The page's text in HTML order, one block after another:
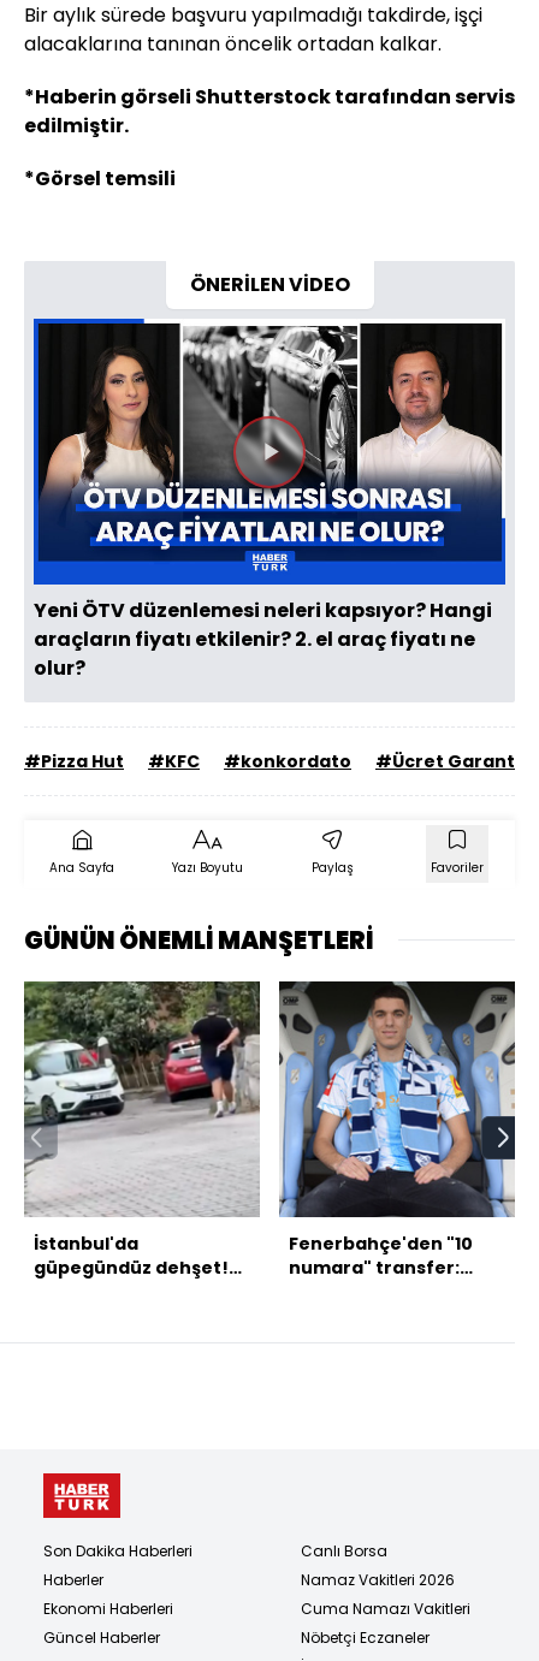
Bir aylık sürede başvuru yapılmadığı takdirde, işçi
alacaklarına tanınan öncelik ortadan kalkar.
*Haberin görseli Shutterstock tarafından servis
edilmiştir.
*Görsel temsili
ÖNERİLEN VİDEO
Videoyu
Oynat
Yeni ÖTV düzenlemesi neleri kapsıyor? Hangi
araçların fiyatı etkilenir? 2. el araç fiyatı ne
olur?
#Pizza Hut #KFC #konkordato #Ücret Garanti
Ana Sayfa Yazı Boyutu Paylaş Favoriler
GÜNÜN ÖNEMLİ MANŞETLERİ
İstanbul'da
güpegündüz dehşet!
Fenerbahçe'den "10
numara" transfer:
Son Dakika Haberleri
Haberler
Ekonomi Haberleri
Güncel Haberler
Canlı Borsa
Namaz Vakitleri 2026
Cuma Namazı Vakitleri
Nöbetçi Eczaneler